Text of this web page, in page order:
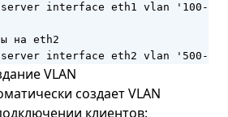
server interface eth1 vlan '100-
на eth2
server interface eth2 vlan '500-
VLAN
создает VLAN
клиентов: